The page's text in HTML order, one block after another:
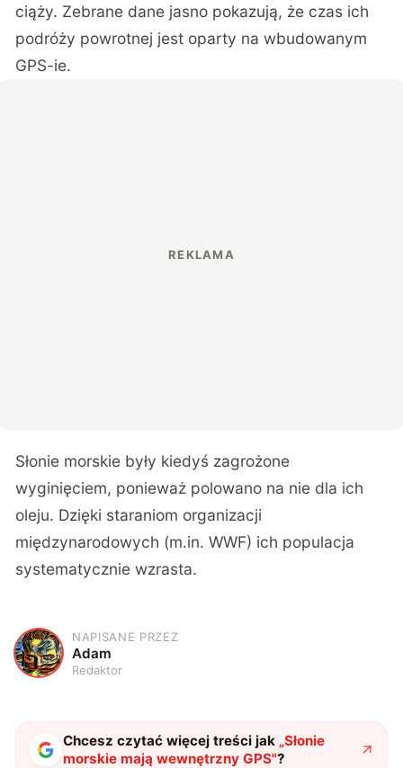
ciąży. Zebrane dane jasno pokazują, że czas ich
podróży powrotnej jest oparty na wbudowanym
GPS-ie.
Słonie morskie były kiedyś zagrożone
wyginięciem, ponieważ polowano na nie dla ich
oleju. Dzięki staraniom organizacji
międzynarodowych (m.in. WWF) ich populacja
systematycznie wzrasta.
A
NAPISANE PRZEZ
Adam
Redaktor
Chcesz czytać więcej treści jak „Słonie
morskie mają wewnętrzny GPS"?